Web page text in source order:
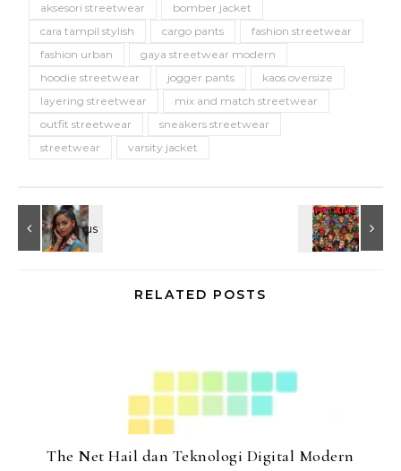
aksesori streetwear
bomber jacket
cara tampil stylish
cargo pants
fashion streetwear
fashion urban
gaya streetwear modern
hoodie streetwear
jogger pants
kaos oversize
layering streetwear
mix and match streetwear
outfit streetwear
sneakers streetwear
streetwear
varsity jacket
RELATED POSTS
The Net Hail dan Teknologi Digital Modern